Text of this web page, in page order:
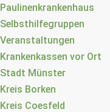
Paulinenkrankenhaus
Selbsthilfegruppen
Veranstaltungen
Krankenkassen vor Ort
Stadt Münster
Kreis Borken
Kreis Coesfeld